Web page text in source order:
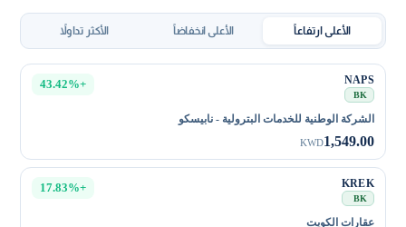
الأعلى ارتفاعاً الأعلى انخفاضاً الأكثر تداولاً
NAPS
BK
+43.42%
الشركة الوطنية للخدمات البترولية - نابيسكو
1,549.00
KWD
KREK
BK
+17.83%
عقارات الكويت